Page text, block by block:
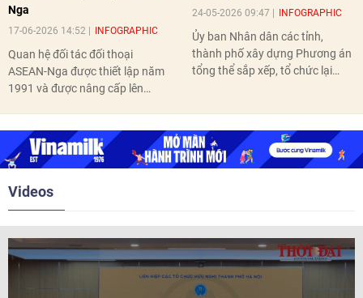
Nga
17-06-2026 14:52 INFOGRAPHIC
Quan hệ đối tác đối thoại
ASEAN-Nga được thiết lập năm
1991 và được nâng cấp lên
nghị Cấp cao vào các năm 2005,
2010, 2016, 2018, 2021.
24-05-2026 09:47 INFOGRAPHIC
Ủy ban Nhân dân các tỉnh,
thành phố xây dựng Phương án
tổng thể sắp xếp, tổ chức lại
Videos